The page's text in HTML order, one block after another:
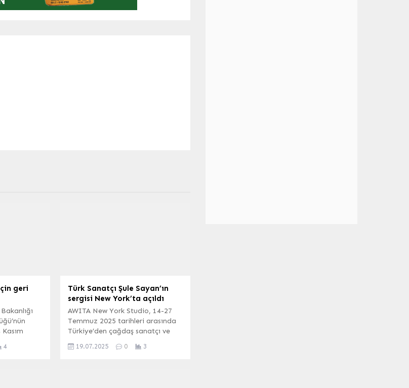
geri
4
Türk Sanatçı Şule Sayan’ın
sergisi New York’ta açıldı
AWITA New York Studio, 14-27
Temmuz 2025 tarihleri arasında
Türkiye’den çağdaş sanatçı ve
tarafından hazırlanan “Tarifi Zor
19.07.2025 0 3